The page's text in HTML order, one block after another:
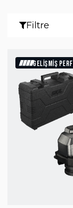
Filtre
GELİŞMİŞ